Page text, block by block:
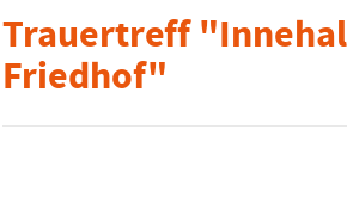
Trauertreff
Friedhof"